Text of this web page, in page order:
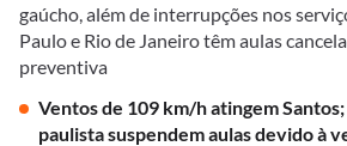
gaúcho, além de interrupções nos
Paulo e Rio de Janeiro têm aulas
preventiva
Ventos de 109 km/h atingem
paulista suspendem aulas devido à